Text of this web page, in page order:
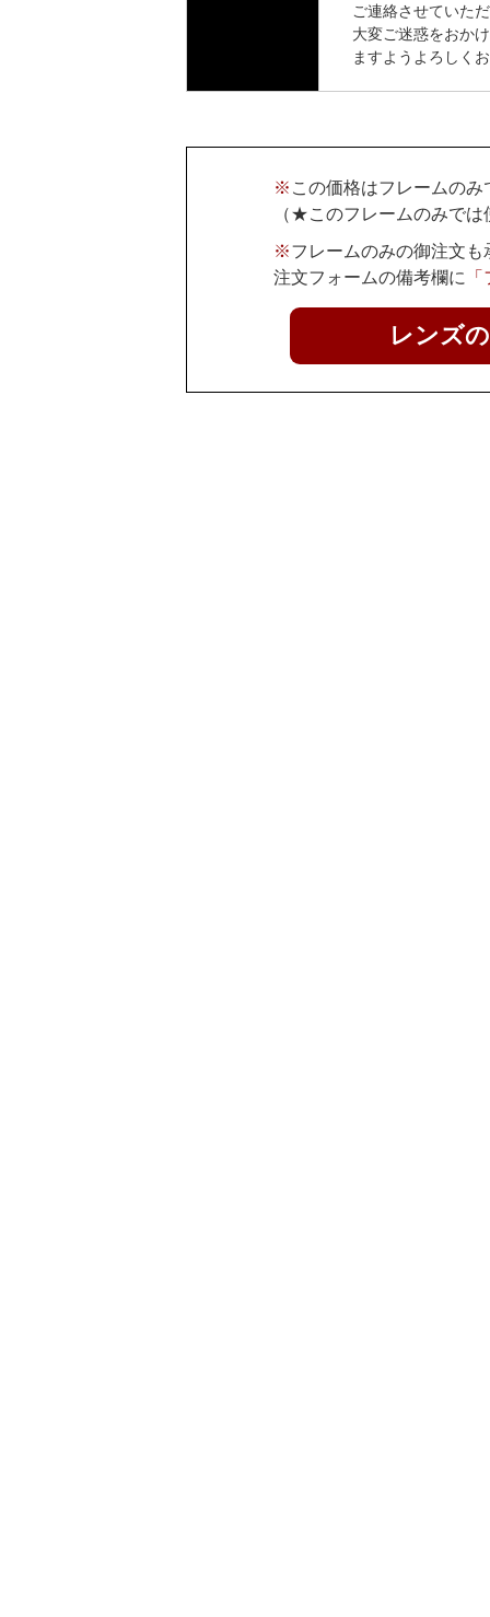
ご連絡させていた
大変ご迷惑をおか
ますようよろしく
※ この価格はフレームの
（★このフレームのみで
※フレームのみの御注文
注文フォームの備考欄に
レンズ